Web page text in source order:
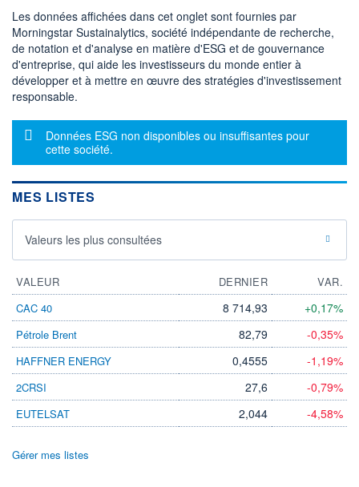
0,4870 0,4545
VOLUME
24 725
CAPITAL ÉCHANGÉ
0,54%
VALORISATION
2 MEUR
DERNIER ÉCHANGE
07.08.26 / 17:35:27
BAISSE
0,4340
HAUSSE
0,4790
- -
DIVIDENDE
0,00 EUR
DERNIER
-
ÉLIGIBILITÉ
CTO BUSINESS
RISQUE ESG
Les données affichées dans cet onglet sont fournies par
Morningstar Sustainalytics, société indépendante de recherche,
de notation et d'analyse en matière d'ESG et de gouvernance
d'entreprise, qui aide les investisseurs du monde entier à
développer et à mettre en œuvre des stratégies d'investissement
responsable.
Message d'information
Données ESG non disponibles ou insuffisantes pour
cette société.
MES LISTES
Valeurs les plus consultées
VALEUR DERNIER
VAR.
CAC 40
8 714,93 +0,17%
Pétrole Brent 82,79 -0,35%
HAFFNER ENERGY 0,4555 -1,19%
2CRSI 27,6 -0,79%
EUTELSAT 2,044 -4,58%
Gérer mes listes